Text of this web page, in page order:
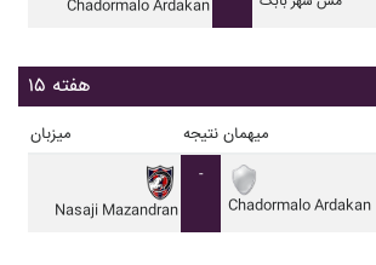
Chadormalo Ardakan
هفته ۱۵
میزبان نتیجه میهمان
Nasaji Mazandran
-
Chadormalo Ardakan